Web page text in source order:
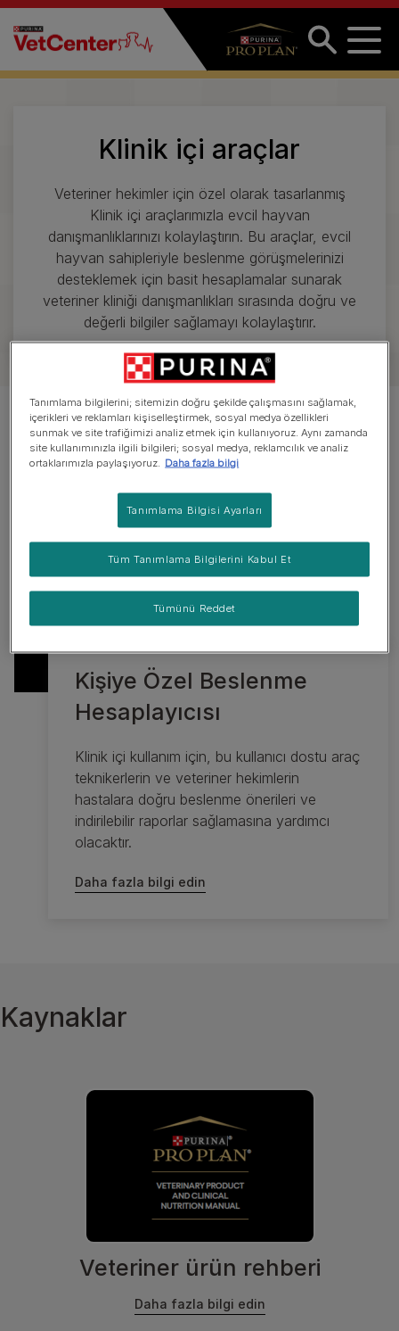
Ana içeriğe atla
Klinik içi araçlar
Veteriner hekimler için özel olarak tasarlanmış
Klinik içi araçlarımızla evcil hayvan
danışmanlıklarınızı kolaylaştırın. Bu araçlar, evcil
hayvan sahipleriyle beslenme görüşmelerinizi
desteklemek için basit hesaplamalar sunarak
veteriner kliniği danışmanlıkları sırasında doğru ve
değerli bilgiler sağlamayı kolaylaştırır.
Kişiye Özel Beslenme
Hesaplayıcısı
Klinik içi kullanım için, bu kullanıcı dostu araç
teknikerlerin ve veteriner hekimlerin
hastalara doğru beslenme önerileri ve
indirilebilir raporlar sağlamasına yardımcı
olacaktır.
Daha fazla bilgi edin
Kaynaklar
Veteriner ürün rehberi
Daha fazla bilgi edin
Tanımlama bilgilerini; sitemizin doğru şekilde çalışmasını sağlamak,
içerikleri ve reklamları kişiselleştirmek, sosyal medya özellikleri
sunmak ve site trafiğimizi analiz etmek için kullanıyoruz. Aynı zamanda
site kullanımınızla ilgili bilgileri; sosyal medya, reklamcılık ve analiz
ortaklarımızla paylaşıyoruz.
Daha fazla bilgi
Tanımlama Bilgisi Ayarları
Tümünü Reddet
Tüm Tanımlama Bilgilerini Kabul Et